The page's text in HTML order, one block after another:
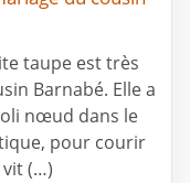
taupe est très
Barnabé. Elle a
nœud dans le
pour courir
(…)